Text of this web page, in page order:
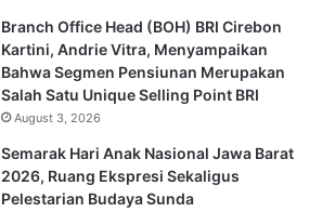
Branch Office Head (BOH) BRI Cirebon
Kartini, Andrie Vitra, Menyampaikan
Bahwa Segmen Pensiunan Merupakan
Salah Satu Unique Selling Point BRI
August 3, 2026
Semarak Hari Anak Nasional Jawa Barat
2026, Ruang Ekspresi Sekaligus
Pelestarian Budaya Sunda